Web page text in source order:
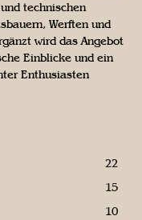
technischen
Werften und
wird das Angebot
Einblicke und ein
Enthusiasten
22
15
10